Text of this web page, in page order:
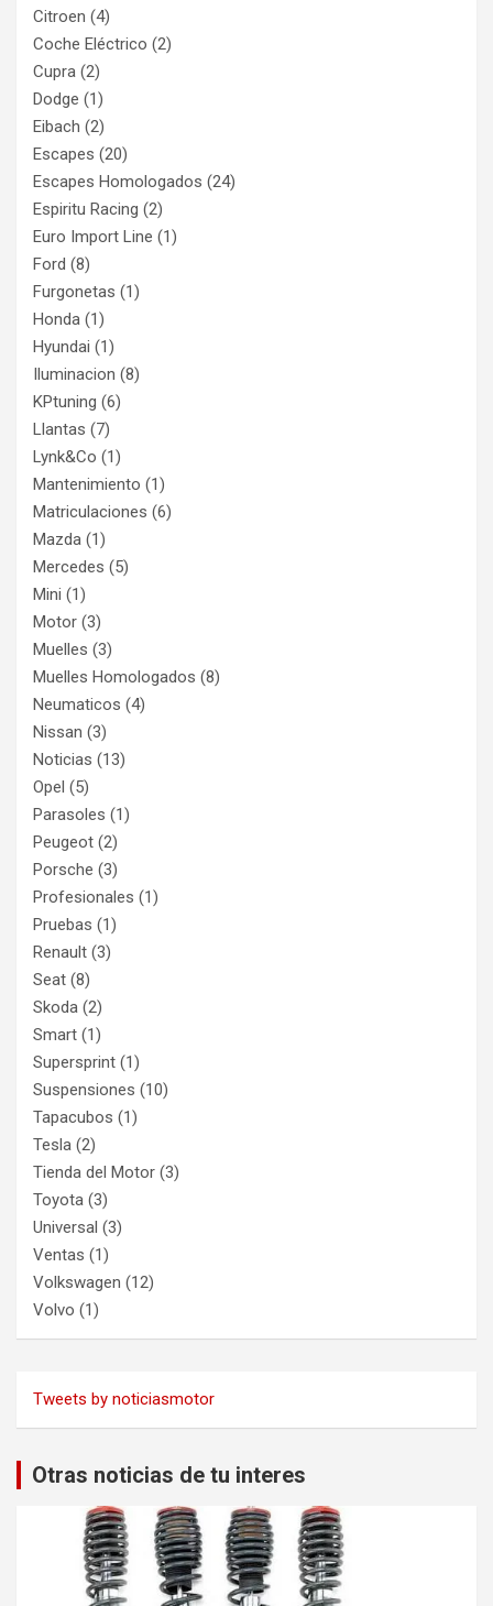
Citroen (4)
Coche Eléctrico (2)
Cupra (2)
Dodge (1)
Eibach (2)
Escapes (20)
Escapes Homologados (24)
Espiritu Racing (2)
Euro Import Line (1)
Ford (8)
Furgonetas (1)
Honda (1)
Hyundai (1)
Iluminacion (8)
KPtuning (6)
Llantas (7)
Lynk&Co (1)
Mantenimiento (1)
Matriculaciones (6)
Mazda (1)
Mercedes (5)
Mini (1)
Motor (3)
Muelles (3)
Muelles Homologados (8)
Neumaticos (4)
Nissan (3)
Noticias (13)
Opel (5)
Parasoles (1)
Peugeot (2)
Porsche (3)
Profesionales (1)
Pruebas (1)
Renault (3)
Seat (8)
Skoda (2)
Smart (1)
Supersprint (1)
Suspensiones (10)
Tapacubos (1)
Tesla (2)
Tienda del Motor (3)
Toyota (3)
Universal (3)
Ventas (1)
Volkswagen (12)
Volvo (1)
Tweets by noticiasmotor
Otras noticias de tu interes